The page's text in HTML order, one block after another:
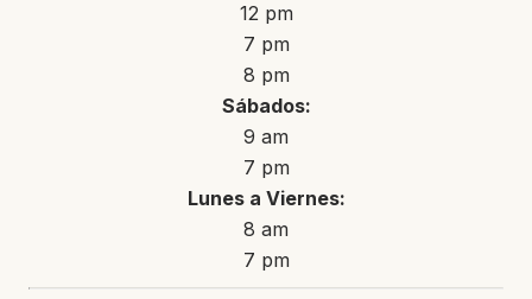
12 pm
7 pm
8 pm
Sábados:
9 am
7 pm
Lunes a Viernes:
8 am
7 pm